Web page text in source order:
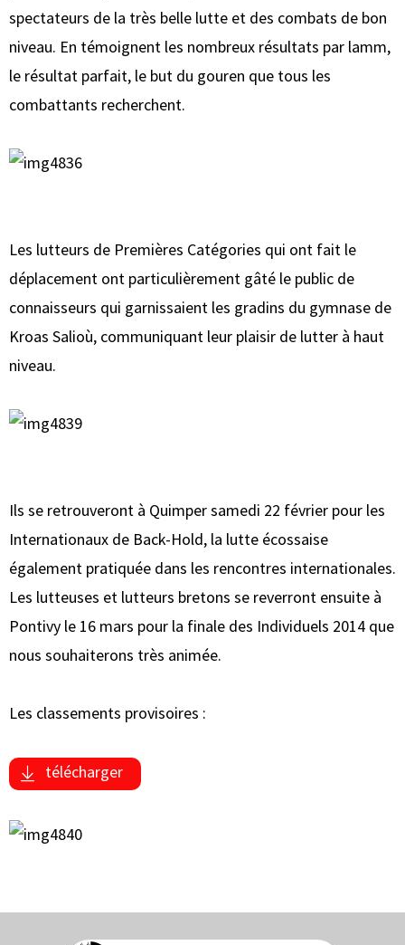
spectateurs de la très belle lutte et des combats de bon
niveau. En témoignent les nombreux résultats par lamm,
le résultat parfait, le but du gouren que tous les
combattants recherchent.
Les lutteurs de Premières Catégories qui ont fait le
déplacement ont particulièrement gâté le public de
connaisseurs qui garnissaient les gradins du gymnase de
Kroas Salioù, communiquant leur plaisir de lutter à haut
niveau.
Ils se retrouveront à Quimper samedi 22 février pour les
Internationaux de Back-Hold, la lutte écossaise
également pratiquée dans les rencontres internationales.
Les lutteuses et lutteurs bretons se reverront ensuite à
Pontivy le 16 mars pour la finale des Individuels 2014 que
nous souhaiterons très animée.
Les classements provisoires :
télécharger